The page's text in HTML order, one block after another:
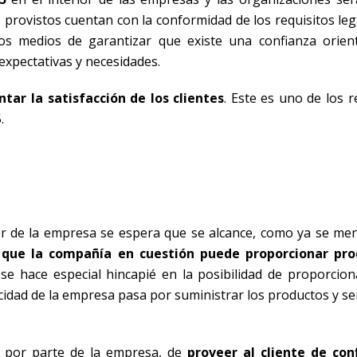
cuentan con la conformidad de los requisitos
medios de garantizar que existe una confianza
y necesidades.
la satisfacción de los clientes. Este es uno de los
la empresa se espera que se alcance, como ya se
la compañía en cuestión puede proporcionar
hace especial hincapié en la posibilidad de
de la empresa pasa por suministrar los productos y
por parte de la empresa, de proveer al cliente de